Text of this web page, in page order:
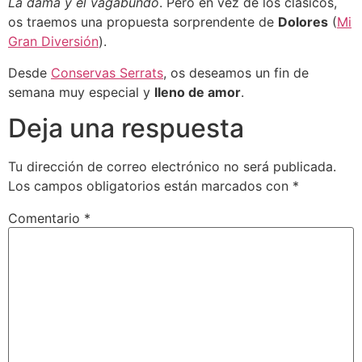
os traemos una propuesta sorprendente de Dolores (Mi
Gran Diversión).
Desde Conservas Serrats, os deseamos un fin de
semana muy especial y lleno de amor.
Deja una respuesta
Tu dirección de correo electrónico no será publicada.
Los campos obligatorios están marcados con *
Comentario *